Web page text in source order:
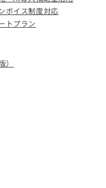
ボイス制度対応
トプラン